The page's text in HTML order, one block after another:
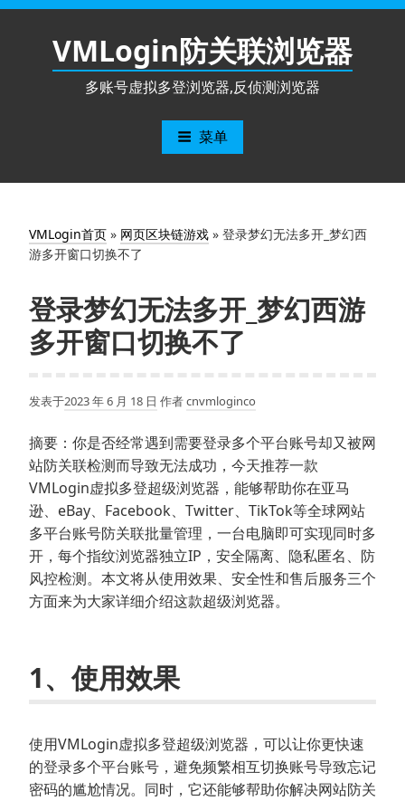
跳
VMLogin防关联浏览器
多账号虚拟多登浏览器,反侦测浏览器
菜单
VMLogin首页 » 网页区块链游戏 » 登录梦幻无法多开_梦幻西
游多开窗口切换不了
登录梦幻无法多开_梦幻西游
多开窗口切换不了
发表于2023 年 6 月 18 日 作者cnvmloginco
摘要：你是否经常遇到需要登录多个平台账号却又被网
站防关联检测而导致无法成功，今天推荐一款
VMLogin虚拟多登超级浏览器，能够帮助你在亚马
逊、eBay、Facebook、Twitter、TikTok等全球网站
多平台账号防关联批量管理，一台电脑即可实现同时多
开，每个指纹浏览器独立IP，安全隔离、隐私匿名、防
风控检测。本文将从使用效果、安全性和售后服务三个
方面来为大家详细介绍这款超级浏览器。
1、使用效果
使用VMLogin虚拟多登超级浏览器，可以让你更快速
的登录多个平台账号，避免频繁相互切换账号导致忘记
密码的尴尬情况。同时，它还能够帮助你解决网站防关